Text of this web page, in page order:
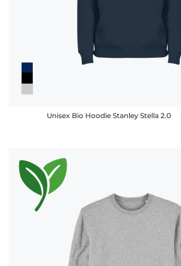
Unisex Bio Hoodie Stanley Stella 2.0